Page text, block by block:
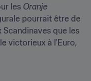
les Oranje
pourrait être de
Scandinaves que les
victorieux à l'Euro,